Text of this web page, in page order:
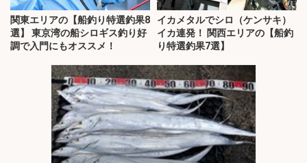
関東エリアの【船釣り特選釣果8
選】 東京湾の船シロギス釣り好
調で入門にもオススメ！
イカメタルでシロ（ケンサキ）
イカ連発！ 関西エリアの【船釣
り特選釣果7選】